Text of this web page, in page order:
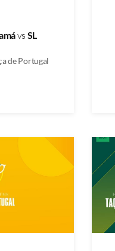
vs SL
de Portugal